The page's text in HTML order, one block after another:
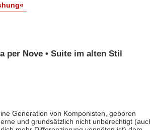
per Nove • Suite im alten Stil
Generation von Komponisten, geboren
und grundsätzlich nicht unberechtigt